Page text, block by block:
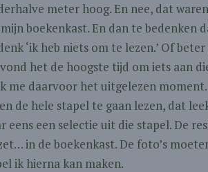
meter hoog. En nee, dat
boekenkast. En dan te bedenken
‘ik heb niets om te lezen.’ Of
het de hoogste tijd om iets aan
me daarvoor het uitgelezen
de hele stapel te gaan lezen, dat
eens een selectie uit die stapel. De
in de boekenkast. De foto’s
ik hierna kan maken.